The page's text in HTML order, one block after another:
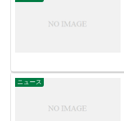
ニュース